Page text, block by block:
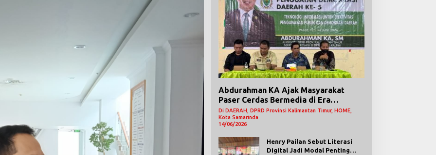
Abdurahman KA Ajak Masyarakat
Paser Cerdas Bermedia di Era
Demokrasi Digital
Di DAERAH, DPRD Provinsi Kalimantan Timur, HOME,
Kota Samarinda
14/06/2026
Henry Pailan Sebut Literasi
Digital Jadi Modal Penting